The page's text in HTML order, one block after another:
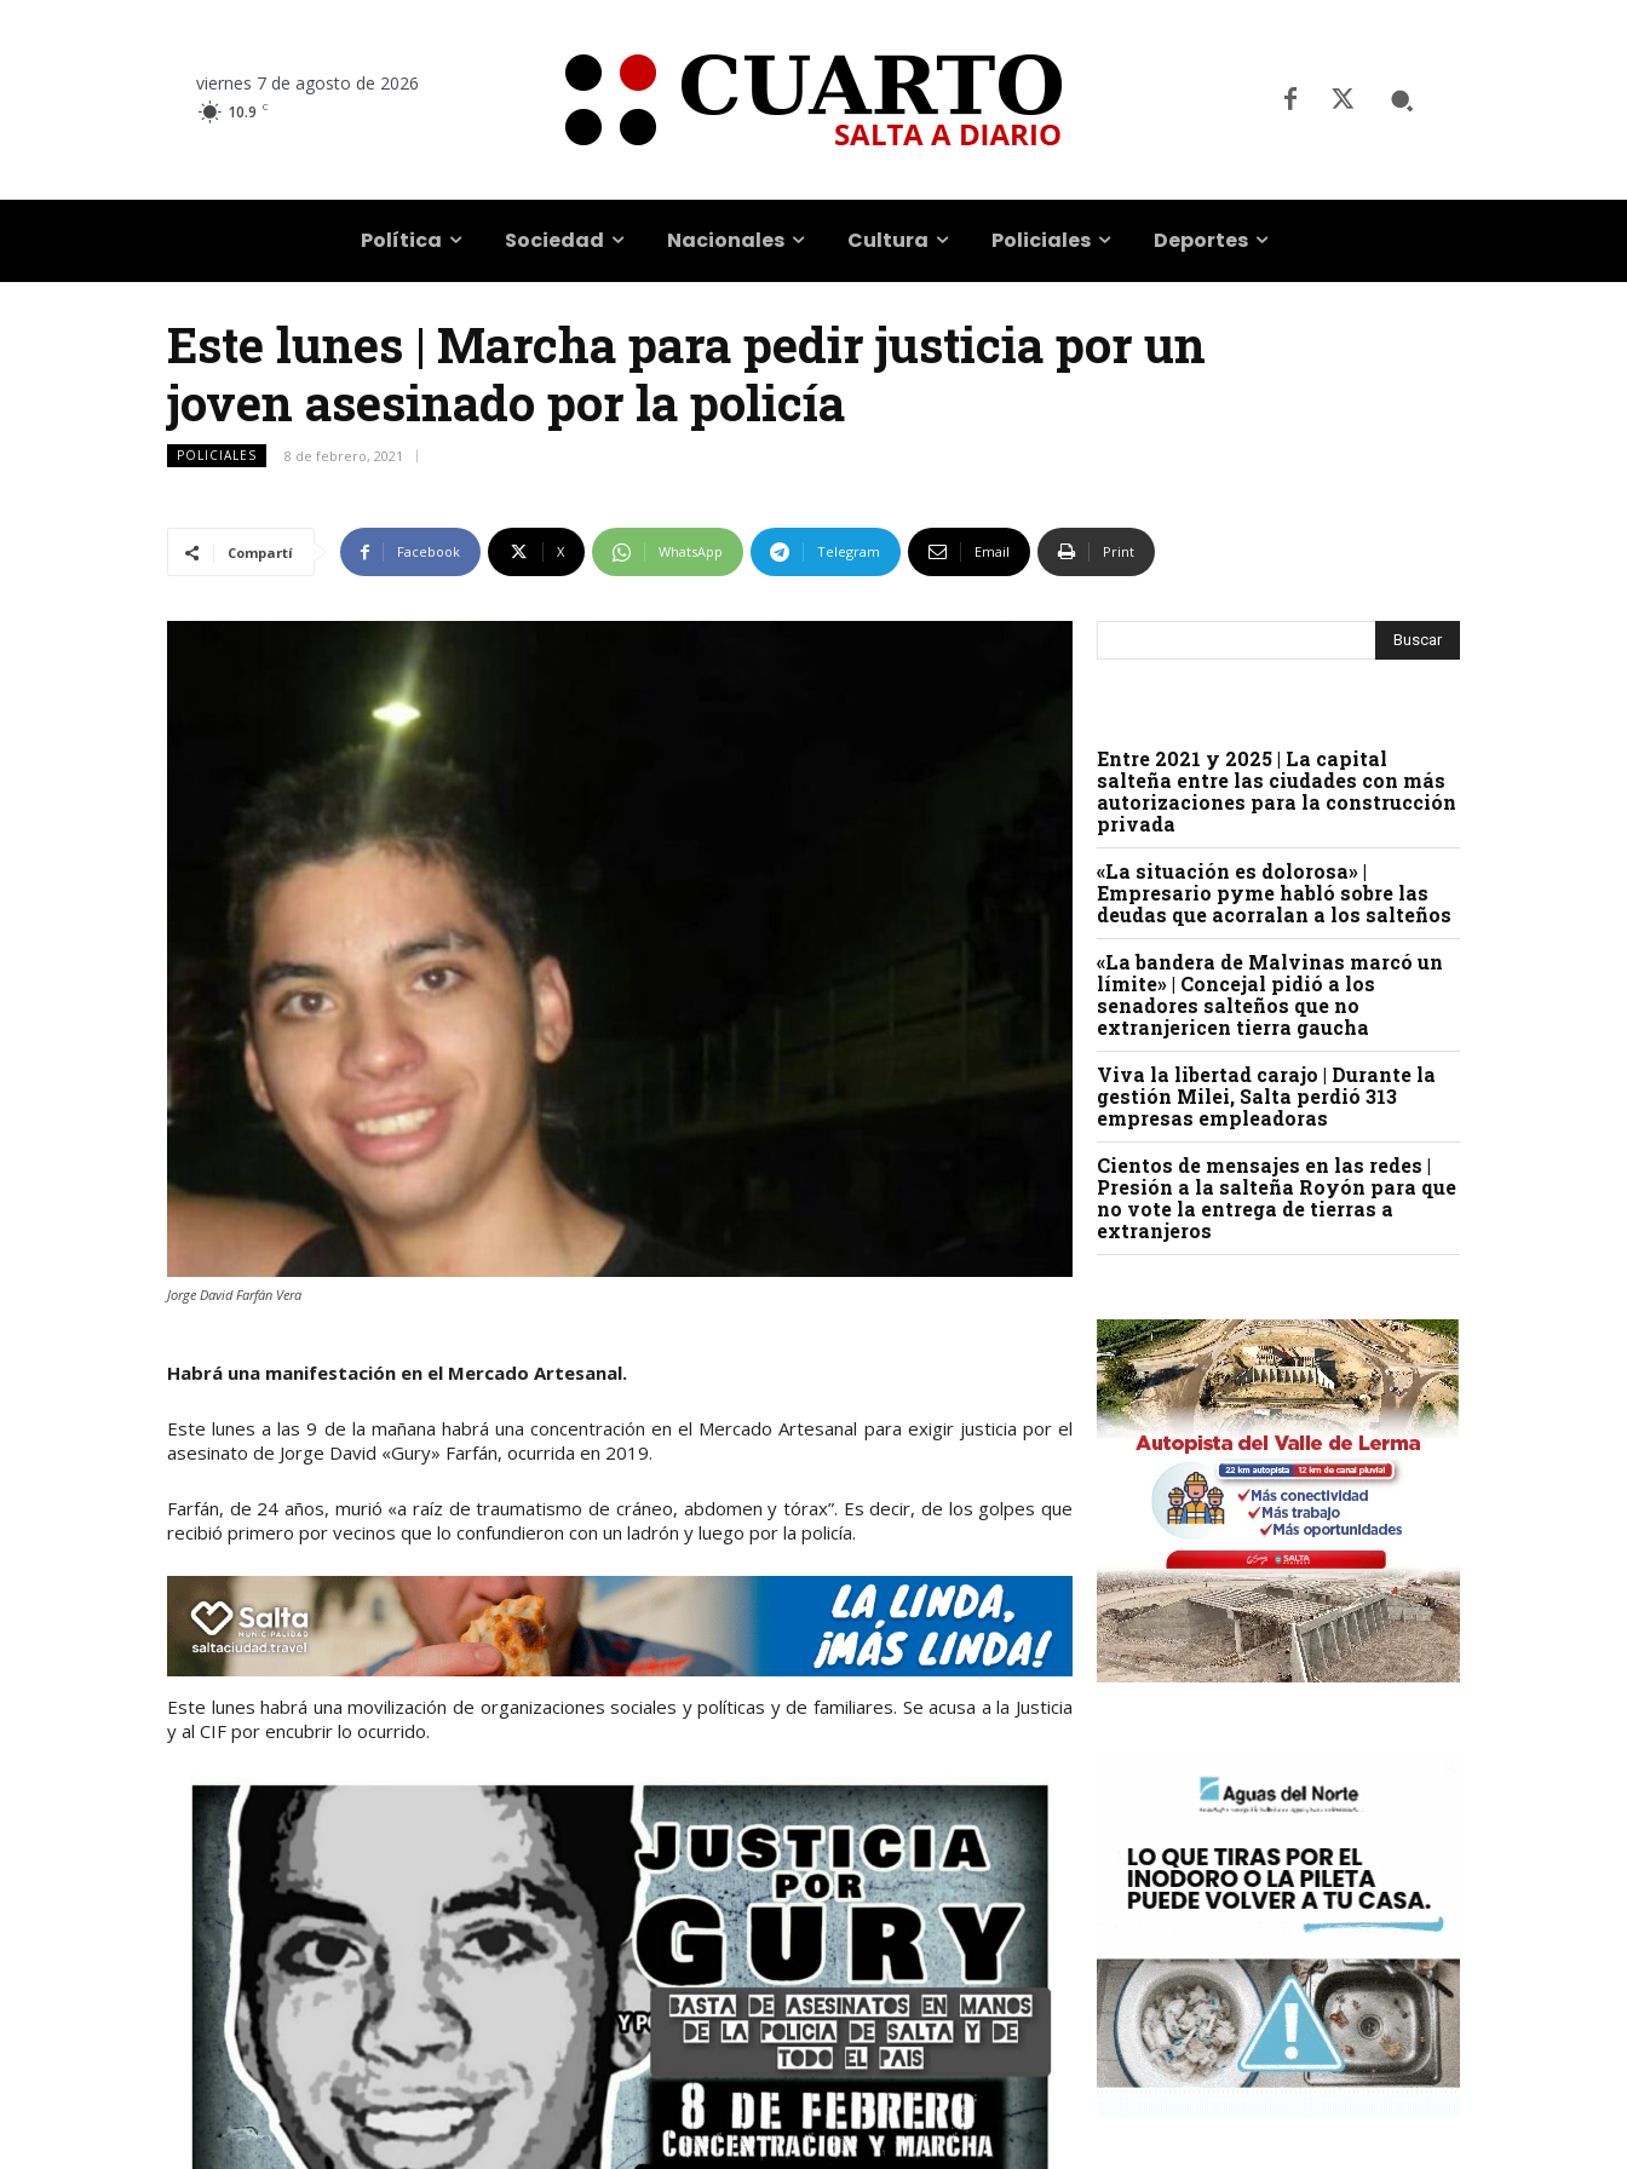
viernes 7 de agosto de 2026
10.9 C
Política Sociedad Nacionales Cultura Policiales Deportes
Este lunes | Marcha para pedir justicia por un
joven asesinado por la policía
POLICIALES 8 de febrero, 2021
Compartí Facebook X WhatsApp Telegram Email Print
Jorge David Farfán Vera
Habrá una manifestación en el Mercado Artesanal.
Este lunes a las 9 de la mañana habrá una concentración en el Mercado Artesanal para exigir justicia por el
asesinato de Jorge David «Gury» Farfán, ocurrida en 2019.
Farfán, de 24 años, murió «a raíz de traumatismo de cráneo, abdomen y tórax”. Es decir, de los golpes que
recibió primero por vecinos que lo confundieron con un ladrón y luego por la policía.
Este lunes habrá una movilización de organizaciones sociales y políticas y de familiares. Se acusa a la Justicia
y al CIF por encubrir lo ocurrido.
Entre 2021 y 2025 | La capital
salteña entre las ciudades con más
autorizaciones para la construcción
privada
«La situación es dolorosa» |
Empresario pyme habló sobre las
deudas que acorralan a los salteños
«La bandera de Malvinas marcó un
límite» | Concejal pidió a los
senadores salteños que no
extranjericen tierra gaucha
Viva la libertad carajo | Durante la
gestión Milei, Salta perdió 313
empresas empleadoras
Cientos de mensajes en las redes |
Presión a la salteña Royón para que
no vote la entrega de tierras a
extranjeros